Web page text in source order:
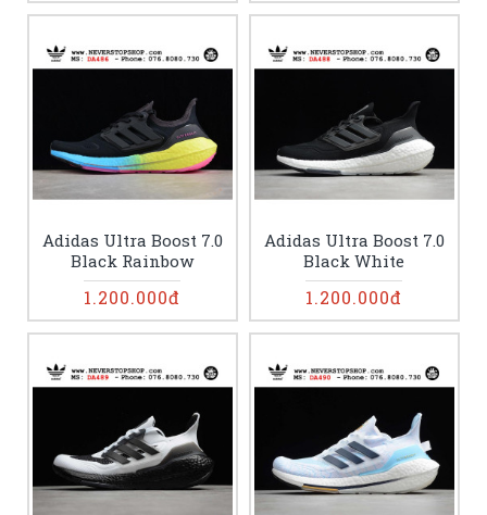
Adidas Ultra Boost 7.0
Black Rainbow
1.200.000đ
Adidas Ultra Boost 7.0
Black White
1.200.000đ